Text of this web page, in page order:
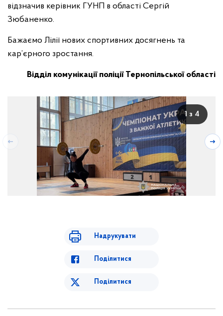
відзначив керівник ГУНП в області Сергій
Зюбаненко.
Бажаємо Лілії нових спортивних досягнень та
кар’єрного зростання.
Відділ комунікації поліції Тернопільської області
1 з 4
Надрукувати
Поділитися
Поділитися